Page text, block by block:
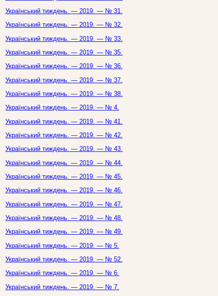
Український тиждень. — 2019. — № 31.
Український тиждень. — 2019. — № 32.
Український тиждень. — 2019. — № 33.
Український тиждень. — 2019. — № 35.
Український тиждень. — 2019. — № 36.
Український тиждень. — 2019. — № 37.
Український тиждень. — 2019. — № 38.
Український тиждень. — 2019. — № 4.
Український тиждень. — 2019. — № 41.
Український тиждень. — 2019. — № 42.
Український тиждень. — 2019. — № 43.
Український тиждень. — 2019. — № 44.
Український тиждень. — 2019. — № 45.
Український тиждень. — 2019. — № 46.
Український тиждень. — 2019. — № 47.
Український тиждень. — 2019. — № 48.
Український тиждень. — 2019. — № 49.
Український тиждень. — 2019. — № 5.
Український тиждень. — 2019. — № 52.
Український тиждень. — 2019. — № 6.
Український тиждень. — 2019. — № 7.